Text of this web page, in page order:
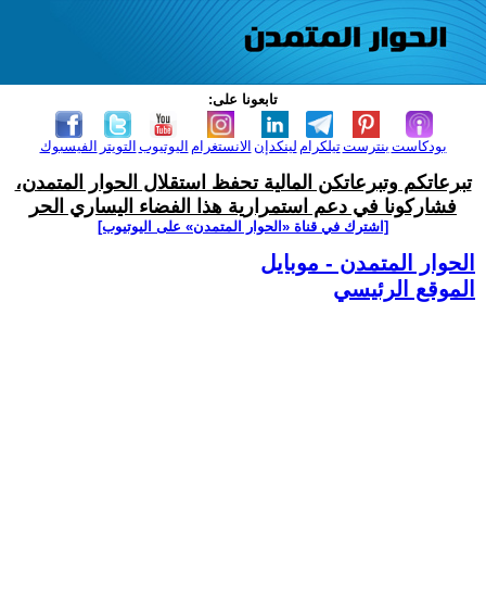
تابعونا على:
الفيسبوك التويتر اليوتيوب الانستغرام لينكدإن تيلكرامبنترست بودكاست
تبرعاتكم وتبرعاتكن المالية تحفظ استقلال الحوار المتمدن،
فشاركونا في دعم استمرارية هذا الفضاء اليساري الحر
[اشترك في قناة ‫«الحوار المتمدن» على اليوتيوب]
الحوار المتمدن - موبايل
الموقع الرئيسي